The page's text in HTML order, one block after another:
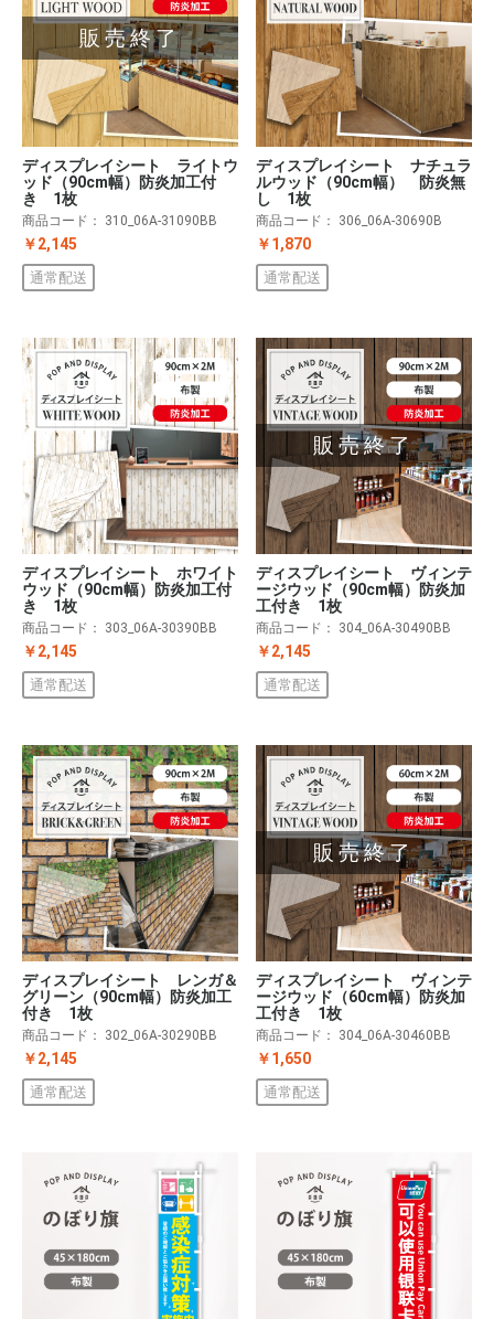
販売終了
ディスプレイシート ライトウ
ッド（90cm幅）防炎加工付
き 1枚
商品コード： 310_06A-31090BB
￥2,145
通常配送
ディスプレイシート ナチュラ
ルウッド（90cm幅） 防炎無
し 1枚
商品コード： 306_06A-30690B
￥1,870
通常配送
ディスプレイシート ホワイト
ウッド（90cm幅）防炎加工付
き 1枚
商品コード： 303_06A-30390BB
￥2,145
通常配送
販売終了
ディスプレイシート ヴィンテ
ージウッド（90cm幅）防炎加
工付き 1枚
商品コード： 304_06A-30490BB
￥2,145
通常配送
ディスプレイシート レンガ＆
グリーン（90cm幅）防炎加工
付き 1枚
商品コード： 302_06A-30290BB
￥2,145
通常配送
販売終了
ディスプレイシート ヴィンテ
ージウッド（60cm幅）防炎加
工付き 1枚
商品コード： 304_06A-30460BB
￥1,650
通常配送